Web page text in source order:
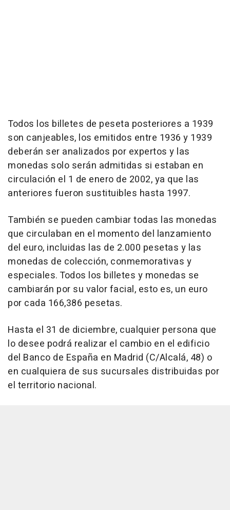
Todos los billetes de peseta posteriores a 1939
son canjeables, los emitidos entre 1936 y 1939
deberán ser analizados por expertos y las
monedas solo serán admitidas si estaban en
circulación el 1 de enero de 2002, ya que las
anteriores fueron sustituibles hasta 1997.
También se pueden cambiar todas las monedas
que circulaban en el momento del lanzamiento
del euro, incluidas las de 2.000 pesetas y las
monedas de colección, conmemorativas y
especiales. Todos los billetes y monedas se
cambiarán por su valor facial, esto es, un euro
por cada 166,386 pesetas.
Hasta el 31 de diciembre, cualquier persona que
lo desee podrá realizar el cambio en el edificio
del Banco de España en Madrid (C/Alcalá, 48) o
en cualquiera de sus sucursales distribuidas por
el territorio nacional.